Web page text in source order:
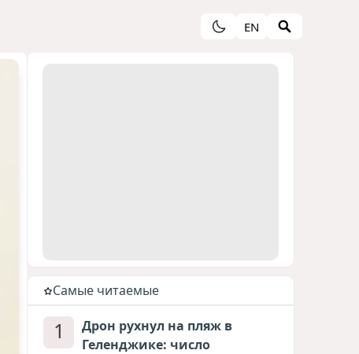
EN
Cамые читаемые
1
Дрон рухнул на пляж в
Геленджике: число